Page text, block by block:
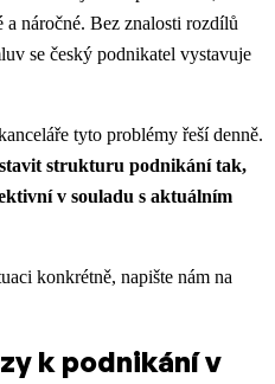
náročné. Bez znalosti rozdílů
se český podnikatel vystavuje
tyto problémy řeší denně.
strukturu podnikání tak,
v souladu s aktuálním
konkrétně, napište nám na
k podnikání v